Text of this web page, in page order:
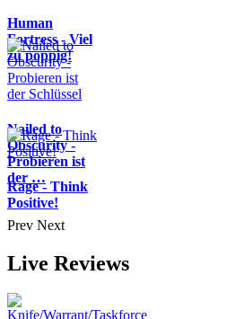
Human
Fortress - Viel
zu poppig!
Nailed to
Obscurity -
Probieren ist
der …
Rage - Think
Positive!
Prev Next
Live Reviews